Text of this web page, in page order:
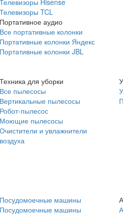
Телевизоры Hisense
Телевизоры TCL
Портативное аудио
Все портативные колонки
Портативные колонки Яндекс
Портативные колонки JBL
Техника для уборки
Все пылесосы
Вертикальные пылесосы
Робот-пылесос
Моющие пылесосы
Очистители и увлажнители
воздуха
Посудомоечные машины
Посудомоечные машины